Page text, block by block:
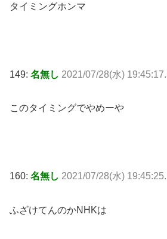
タイミングホンマ
149: 名無し 2021/07/28(水)
このタイミングでやめーや
160: 名無し 2021/07/28(水)
ふざけてんのかNHKは